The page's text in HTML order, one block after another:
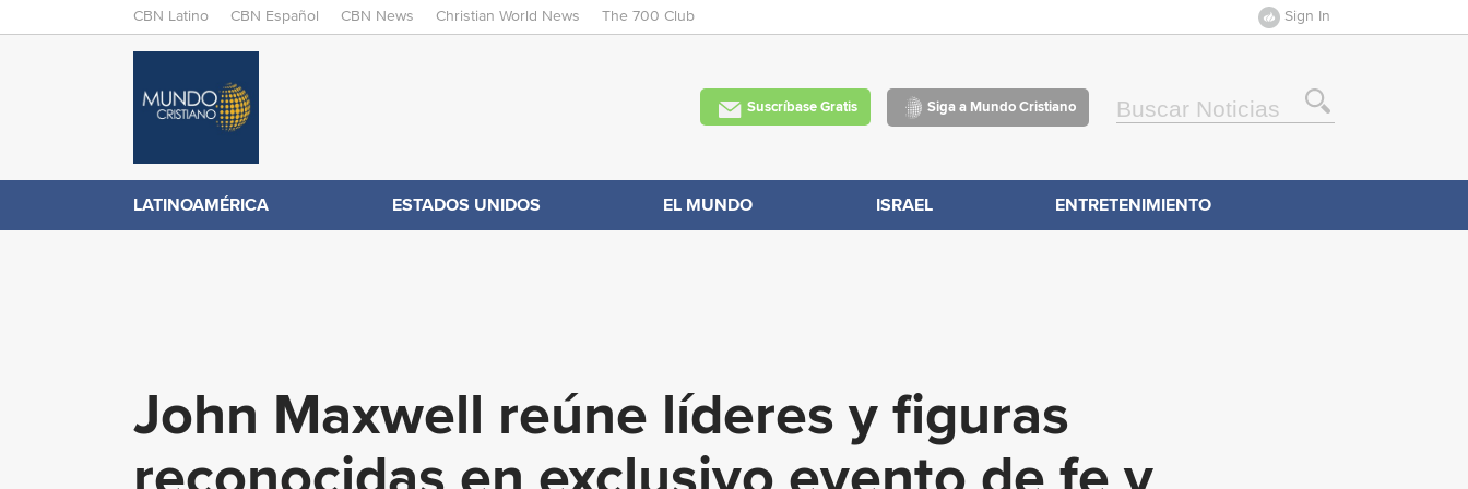
Skip
M
N
E
CBN Latino CBN Español CBN News Christian World News The 700 Club
C
B
N
.
m
Sign In
Suscríbase Gratis Siga a Mundo Cristiano
LATINOAMÉRICA ESTADOS UNIDOS EL MUNDO ISRAEL ENTRETENIMIENTO
John Maxwell reúne líderes y figuras